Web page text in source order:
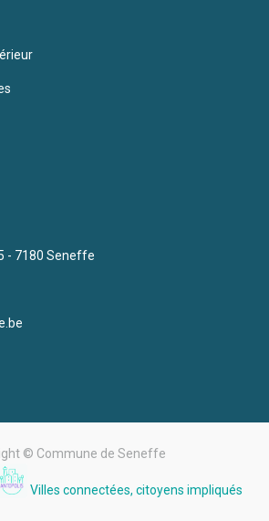
- 7180 Seneffe
© Commune de Seneffe
Villes connectées, citoyens impliqués